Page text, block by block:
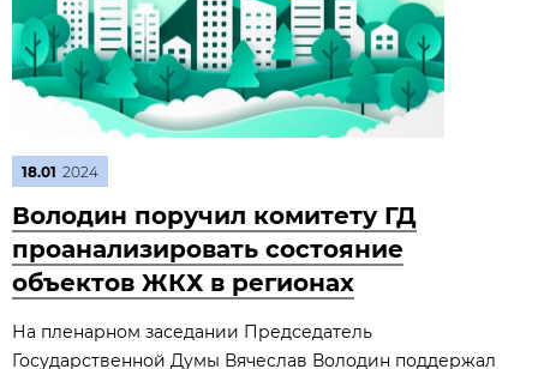
18.01 2024
Володин поручил комитету ГД
проанализировать состояние
объектов ЖКХ в регионах
На пленарном заседании Председатель
Государственной Думы Вячеслав Володин поддержал